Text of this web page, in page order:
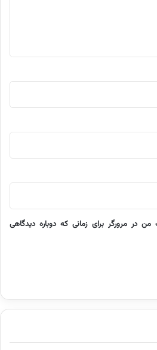
در مرورگر برای زمانی که دوباره دیدگاهی